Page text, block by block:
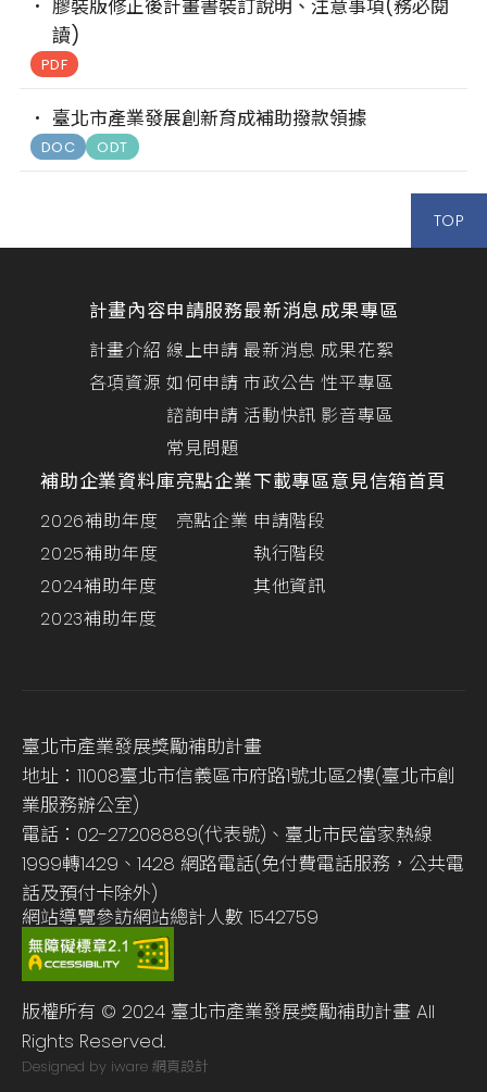
膠裝版修正後計畫書裝訂說明、注意事項(務必閱
讀)
PDF
臺北市產業發展創新育成補助撥款領據
DOC ODT
TOP
計畫內容
計畫介紹
各項資源
申請服務
線上申請
如何申請
諮詢申請
常見問題
最新消息
最新消息
市政公告
活動快訊
成果專區
成果花絮
性平專區
影音專區
補助企業資料庫
2026補助年度
2025補助年度
2024補助年度
2023補助年度
亮點企業
亮點企業
下載專區
申請階段
執行階段
其他資訊
意見信箱首頁
臺北市產業發展獎勵補助計畫
地址：11008臺北市信義區市府路1號北區2樓(臺北市創
業服務辦公室)
電話：02-27208889(代表號)、臺北市民當家熱線
1999轉1429、1428 網路電話(免付費電話服務，公共電
話及預付卡除外)
網站導覽參訪網站總計人數 1542759
版權所有 © 2024 臺北市產業發展獎勵補助計畫 All
Rights Reserved.
Designed by iware 網頁設計